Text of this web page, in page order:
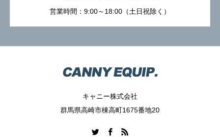
営業時間：9:00～18:00（土日祝除く）
キャニー株式会社
群馬県高崎市棟高町1675番地20